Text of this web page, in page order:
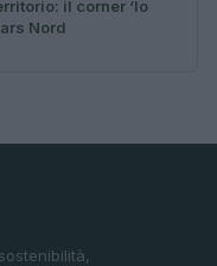
il corner ‘Io
Nord